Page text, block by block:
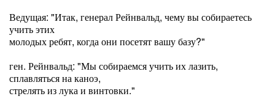
Ведущая: "Итак, генерал Рейнвальд, чему вы собираетесь
учить этих
молодых ребят, когда они посетят вашу базу?"
ген. Рейнвальд: "Мы собираемся учить их лазить,
сплавляться на каноэ,
стрелять из лука и винтовки."